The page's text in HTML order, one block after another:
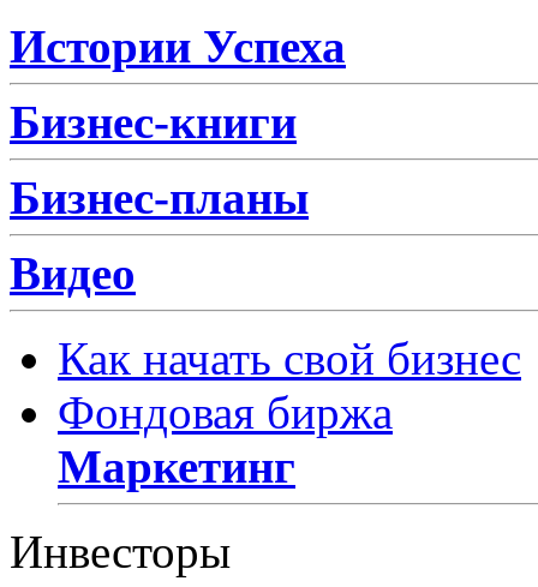
Истории Успеха
Бизнес-книги
Бизнес-планы
Видео
Как начать свой бизнес
Фондовая биржа
Маркетинг
Инвесторы